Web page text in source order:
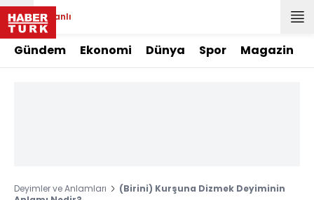
Canlı
Gündem Ekonomi Dünya Spor Magazin
Deyimler ve Anlamları
(Birini) Kurşuna Dizmek Deyiminin